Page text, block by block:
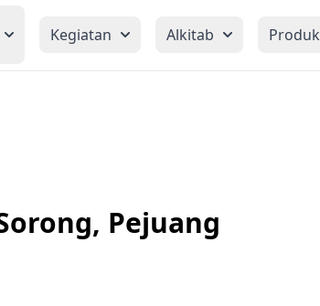
Kegiatan Alkitab Produk
Pejuang